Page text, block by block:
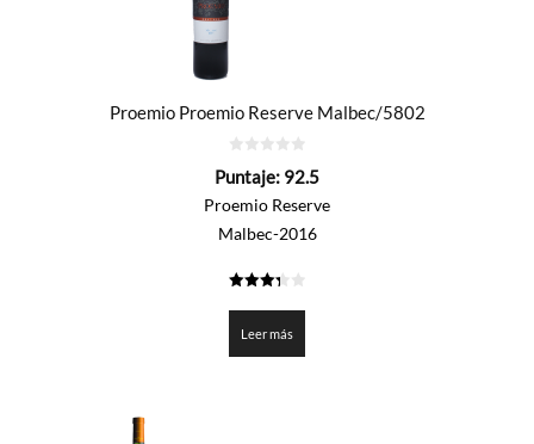
Proemio Proemio Reserve Malbec/5802
de
Puntaje: 92.5
Proemio Reserve
Malbec-2016
de 5
Leer más